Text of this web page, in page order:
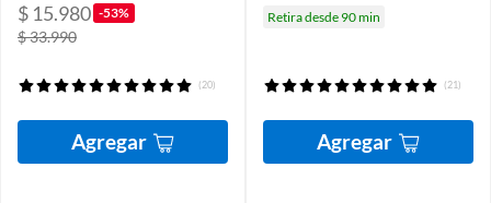
$ 15.980 -53%
$ 33.990
(20)
Agregar
Retira desde 90 min
(21)
Agregar